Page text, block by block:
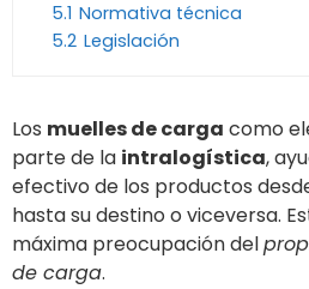
5.1 Normativa técnica
5.2 Legislación
Los muelles de carga como
parte de la intralogística,
efectivo de los productos
hasta su destino o viceversa.
máxima preocupación del
de carga.